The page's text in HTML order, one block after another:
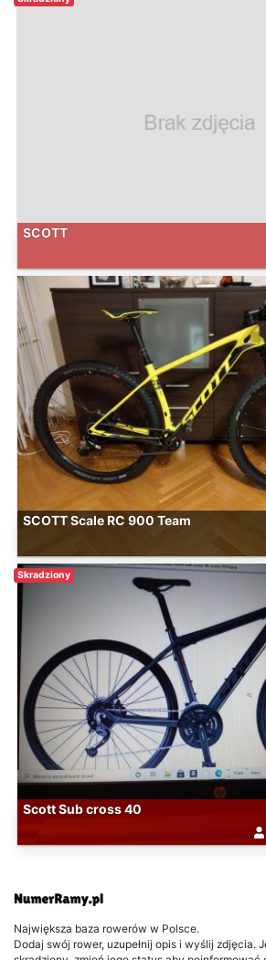
SCOTT
SCOTT Scale RC 900 Team
Skradziony
Scott Sub cross 40
Największa baza rowerów w Polsce.
Dodaj swój rower, uzupełnij opis i wyślij zdjęcia.